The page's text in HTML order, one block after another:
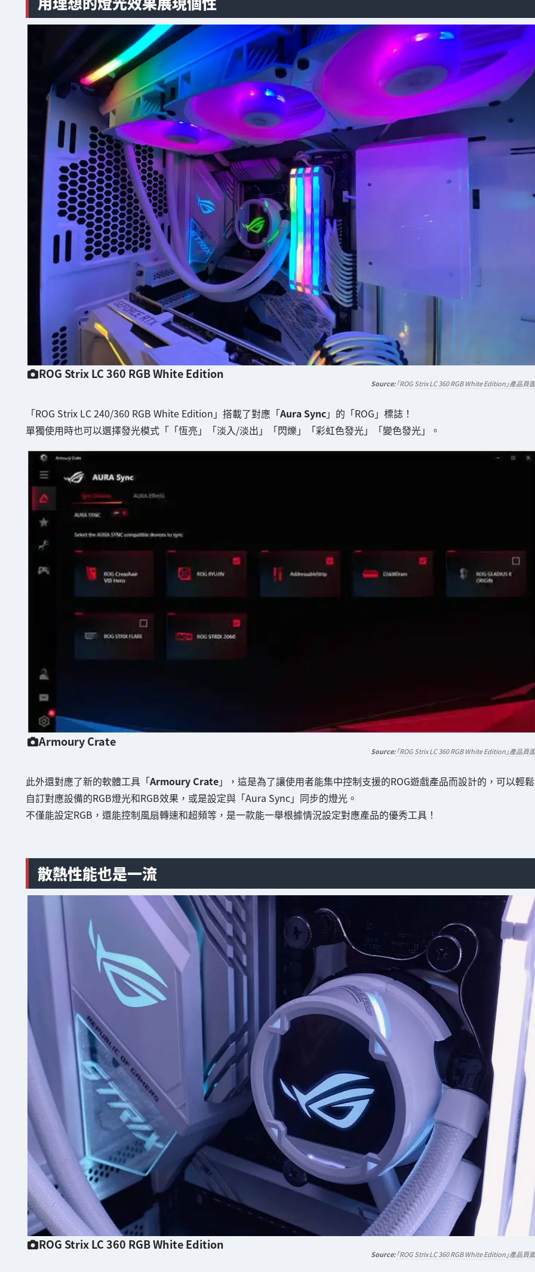
ROG Strix LC 360 RGB White Edition
「ROG Strix LC 360 RGB White Edition」產品頁面
「ROG Strix LC 240/360 RGB White Edition」搭載了對應「Aura Sync」的「ROG」標誌！
單獨使用時也可以選擇發光模式「「恆亮」「淡入/淡出」「閃爍」「彩虹色發光」「變色發光」。
Armoury Crate
「ROG Strix LC 360 RGB White Edition」產品頁面
此外還對應了新的軟體工具「Armoury Crate」，這是為了讓使用者能集中控制支援的ROG遊戲產品而設計的，可以輕鬆
自訂對應設備的RGB燈光和RGB效果，或是設定與「Aura Sync」同步的燈光。
不僅能設定RGB，還能控制風扇轉速和超頻等，是一款能一舉根據情況設定對應產品的優秀工具！
散熱性能也是一流
ROG Strix LC 360 RGB White Edition
「ROG Strix LC 360 RGB White Edition」產品頁面